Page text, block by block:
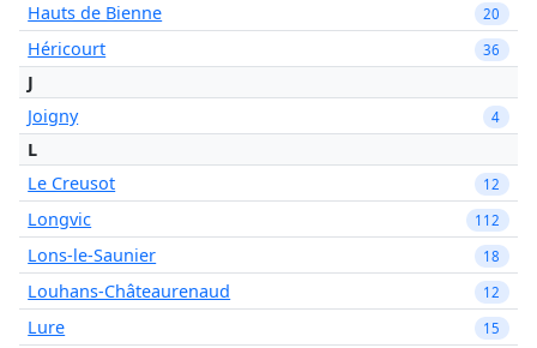
Hauts de Bienne
20
Héricourt 36
J
Joigny
4
L
Le Creusot
12
Longvic 112
Lons-le-Saunier 18
Louhans-Châteaurenaud 12
Lure 15